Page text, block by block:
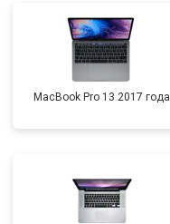
MacBook Pro 13 2017 года